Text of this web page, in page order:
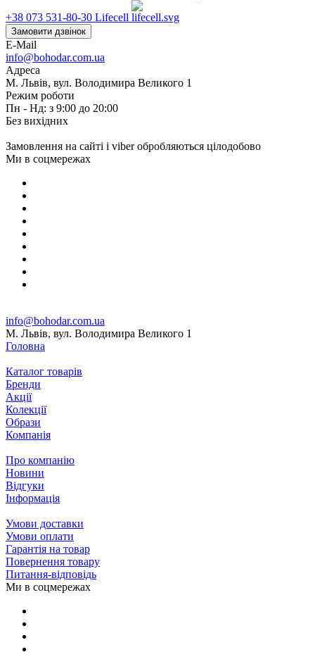
+38 073 531-80-30 Lifecell
Замовити дзвінок
E-Mail
info@bohodar.com.ua
Адреса
М. Львів, вул. Володимира Великого 1
Режим роботи
Пн - Нд: з 9:00 до 20:00
Без вихідних
Замовлення на сайті і viber обробляються цілодобово
Ми в соцмережах
info@bohodar.com.ua
М. Львів, вул. Володимира Великого 1
Головна
Каталог товарів
Бренди
Акції
Колекції
Образи
Компанія
Про компанію
Новини
Відгуки
Інформація
Умови доставки
Умови оплати
Гарантія на товар
Повернення товару
Питання-відповідь
Ми в соцмережах